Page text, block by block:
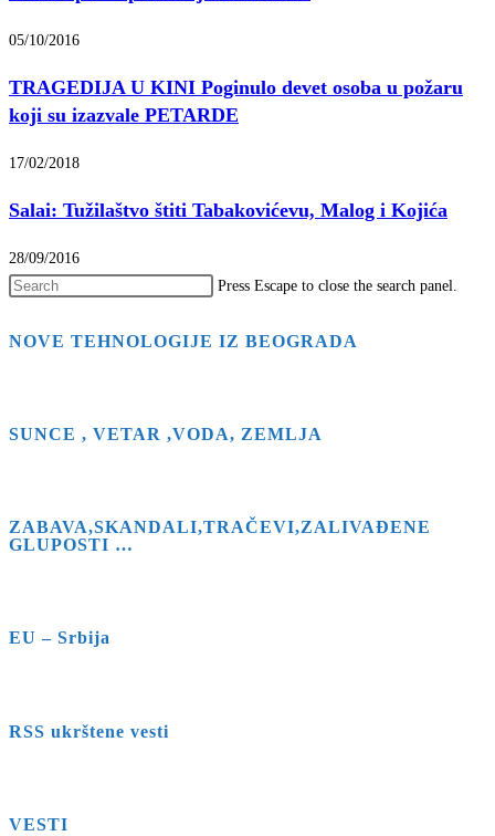
05/10/2016
TRAGEDIJA U KINI Poginulo devet osoba u požaru
koji su izazvale PETARDE
17/02/2018
Salai: Tužilaštvo štiti Tabakovićevu, Malog i Kojića
28/09/2016
Press Escape to close the search panel.
NOVE TEHNOLOGIJE IZ BEOGRADA
SUNCE , VETAR ,VODA, ZEMLJA
ZABAVA,SKANDALI,TRAČEVI,ZALIVAĐENE
GLUPOSTI …
EU – Srbija
RSS ukrštene vesti
VESTI